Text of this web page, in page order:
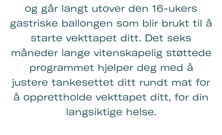
og går langt utover den 16-ukers
gastriske ballongen som blir brukt til å
starte vekttapet ditt. Det seks
måneder lange vitenskapelig støttede
programmet hjelper deg med å
justere tankesettet ditt rundt mat for
å opprettholde vekttapet ditt, for din
langsiktige helse.